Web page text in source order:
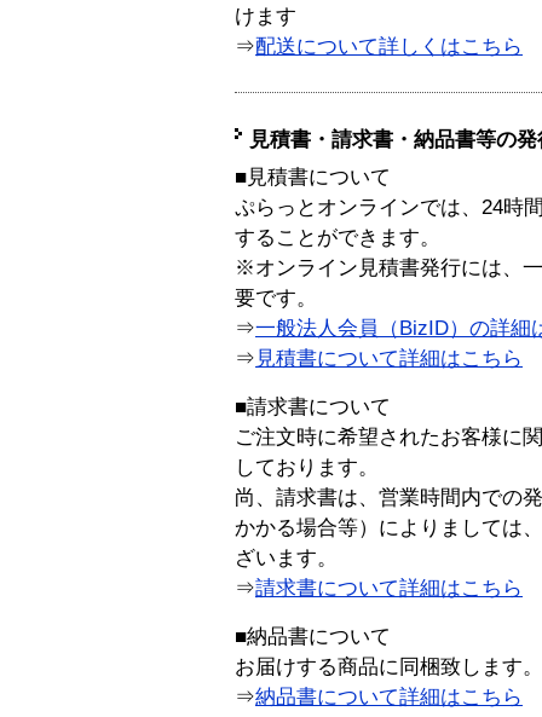
けます
⇒配送について詳しくはこちら
見積書・請求書・納品書等の
■見積書について
ぷらっとオンラインでは、24時
することができます。
※オンライン見積書発行には、
要です。
⇒一般法人会員（BizID）の詳細
⇒ 見積書について詳細はこちら
■請求書について
ご注文時に希望されたお客様に
しております。
尚、請求書は、営業時間内での
かかる場合等）によりましては
ざいます。
⇒請求書について詳細はこちら
■納品書について
お届けする商品に同梱致します。
⇒納品書について詳細はこちら